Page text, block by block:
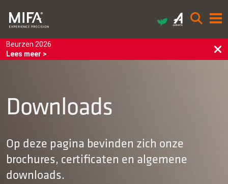
Beurzen 2026
Lees meer >
Downloads
Op deze pagina bevinden zich onze
brochures, certificaten en algemene
downloads.